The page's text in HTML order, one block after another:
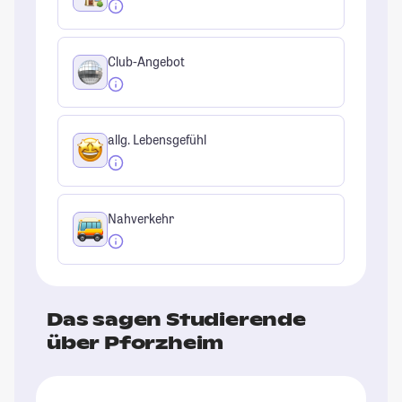
Club-Angebot
allg. Lebensgefühl
Nahverkehr
Das sagen Studierende
über Pforzheim